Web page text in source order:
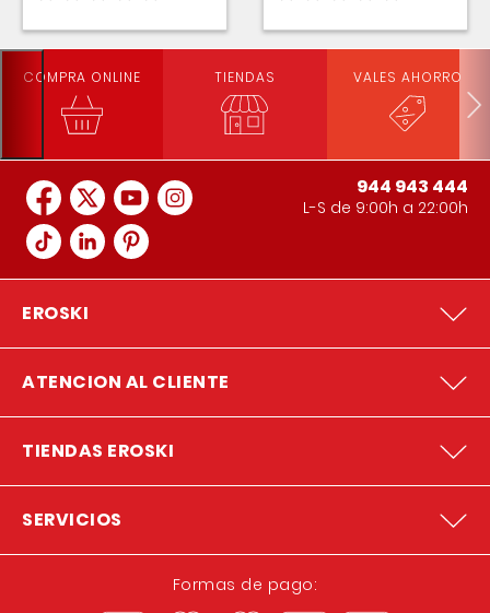
COMPRA ONLINE TIENDAS VALES AHORRO
944 943 444
L-S de 9:00h a 22:00h
EROSKI
ATENCION AL CLIENTE
TIENDAS EROSKI
SERVICIOS
Formas de pago: